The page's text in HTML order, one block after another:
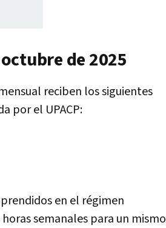
de 2025
reciben los siguientes
por el UPACP:
en el régimen
semanales para un mismo